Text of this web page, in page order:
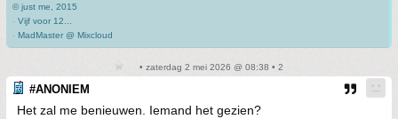
© just me, 2015
- Vijf voor 12...
- MadMaster @ Mixcloud
• zaterdag 2 mei 2026 @ 08:38 • 2
#ANONIEM
Het zal me benieuwen. Iemand het gezien?